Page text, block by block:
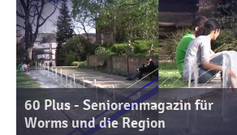
60 Plus - Seniorenmagazin für
Worms und die Region